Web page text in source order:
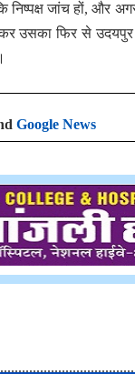
जांच हों, और
फिर से उदयपुर के
Google News